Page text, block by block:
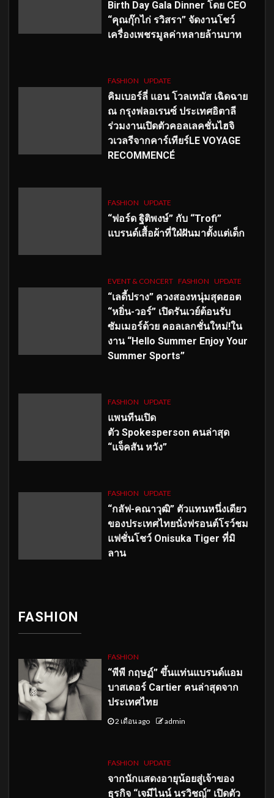
Birth Day Gala Dinner โดย CEO
“คุณกุ๊กไก่ รวิสรา” จัดงานโชว์
เครื่องเพชรมูลค่าหลายล้านบาท
FASHION UPDATE
คิมเบอร์ลี่ แอน โวลเทมัส เฉิดฉาย
ณ กรุงฟลอเรนซ์ ประเทศอิตาลี
ร่วมงานเปิดตัวคอลเลคชั่นไฮจิ
วเวลรีจากคาร์เทียร์LE VOYAGE
RECOMMENCÉ
FASHION UPDATE
“ฟอร์ด ฐิติพงษ์” กับ “Trofi”
แบรนด์เสื้อผ้าที่ใฝ่ฝันมาตั้งแต่เด็ก
EVENT & CONCERT FASHION UPDATE
“เลดี้ปราง” ควงสองหนุ่มสุดฮอต
“หยิ่น-วอร์” เปิดรันเวย์ต้อนรับ
ซัมเมอร์ด้วย คอลเลกชั่นใหม่!ใน
งาน “Hello Summer Enjoy Your
Summer Sports”
FASHION UPDATE
แพนทีนเปิด
ตัว Spokesperson คนล่าสุด
“แจ็คสัน หวัง”
FASHION UPDATE
“กลัฟ-คณาวุฒิ” ตัวแทนหนึ่งเดียว
ของประเทศไทยนั่งฟรอนต์โรว์ชม
แฟชั่นโชว์ Onisuka Tiger ที่มิ
ลาน
FASHION
FASHION
“พีพี กฤษฏ์” ขึ้นแท่นแบรนด์แอม
บาสเดอร์ Cartier คนล่าสุดจาก
ประเทศไทย
2 เดือน ago admin
FASHION UPDATE
จากนักแสดงอายุน้อยสู่เจ้าของ
ธุรกิจ “เจมีไนน์ นรวิชญ์” เปิดตัว